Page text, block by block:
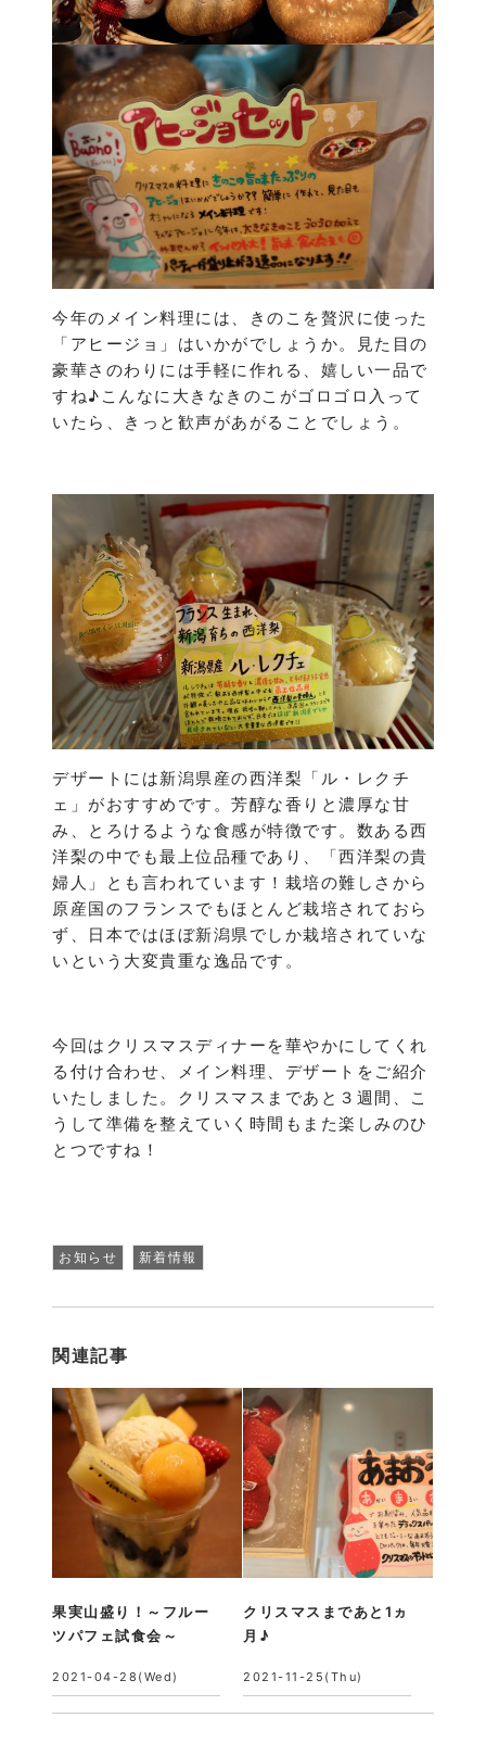
今年のメイン料理には、きのこを贅沢に使った
「アヒージョ」はいかがでしょうか。見た目の
豪華さのわりには手軽に作れる、嬉しい一品で
すね♪こんなに大きなきのこがゴロゴロ入って
いたら、きっと歓声があがることでしょう。
デザートには新潟県産の西洋梨「ル・レクチ
ェ」がおすすめです。芳醇な香りと濃厚な甘
み、とろけるような食感が特徴です。数ある西
洋梨の中でも最上位品種であり、「西洋梨の貴
婦人」とも言われています！栽培の難しさから
原産国のフランスでもほとんど栽培されておら
ず、日本ではほぼ新潟県でしか栽培されていな
いという大変貴重な逸品です。
今回はクリスマスディナーを華やかにしてくれ
る付け合わせ、メイン料理、デザートをご紹介
いたしました。クリスマスまであと３週間、こ
うして準備を整えていく時間もまた楽しみのひ
とつですね！
お知らせ 新着情報
関連記事
果実山盛り！～フルー
ツパフェ試食会～
2021-04-28(Wed)
クリスマスまであと1ヵ
月♪
2021-11-25(Thu)